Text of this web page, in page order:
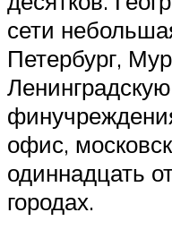
сети
Петербург,
офис,
одиннадцать
городах.